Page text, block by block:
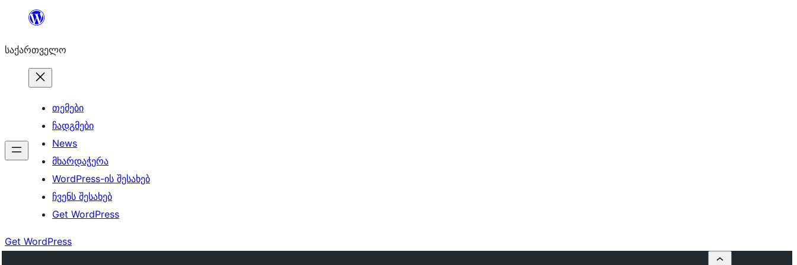
შიგთავსზე
საქართველო
თემები
ჩადგმები
News
მხარდაჭერა
WordPress-ის შესახებ
ჩვენს შესახებ
Get WordPress
Get WordPress